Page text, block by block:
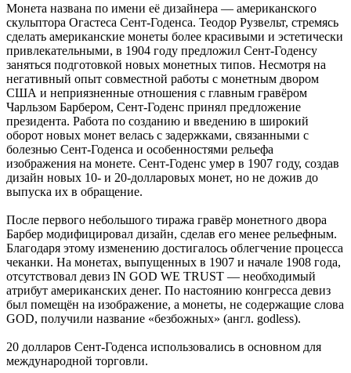
Монета названа по имени её дизайнера — американского
скульптора Огастеса Сент-Годенса. Теодор Рузвельт, стремясь
сделать американские монеты более красивыми и эстетически
привлекательными, в 1904 году предложил Сент-Годенсу
заняться подготовкой новых монетных типов. Несмотря на
негативный опыт совместной работы с монетным двором
США и неприязненные отношения с главным гравёром
Чарльзом Барбером, Сент-Годенс принял предложение
президента. Работа по созданию и введению в широкий
оборот новых монет велась с задержками, связанными с
болезнью Сент-Годенса и особенностями рельефа
изображения на монете. Сент-Годенс умер в 1907 году, создав
дизайн новых 10- и 20-долларовых монет, но не дожив до
выпуска их в обращение.
После первого небольшого тиража гравёр монетного двора
Барбер модифицировал дизайн, сделав его менее рельефным.
Благодаря этому изменению достигалось облегчение процесса
чеканки. На монетах, выпущенных в 1907 и начале 1908 года,
отсутствовал девиз IN GOD WE TRUST — необходимый
атрибут американских денег. По настоянию конгресса девиз
был помещён на изображение, а монеты, не содержащие слова
GOD, получили название «безбожных» (англ. godless).
20 долларов Сент-Годенса использовались в основном для
международной торговли.